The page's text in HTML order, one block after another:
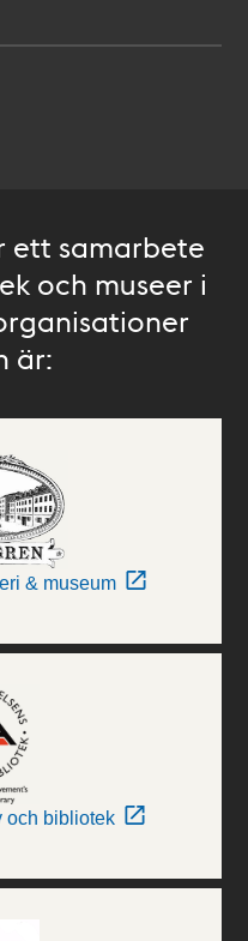
ett samarbete
och museer i
är:
& museum
och bibliotek